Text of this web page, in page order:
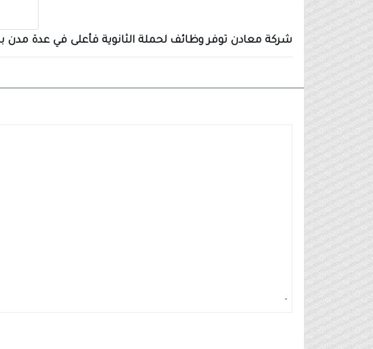
شركة معادن توفر وظائف لحملة الثانوية فأعلى في عدة مدن
-